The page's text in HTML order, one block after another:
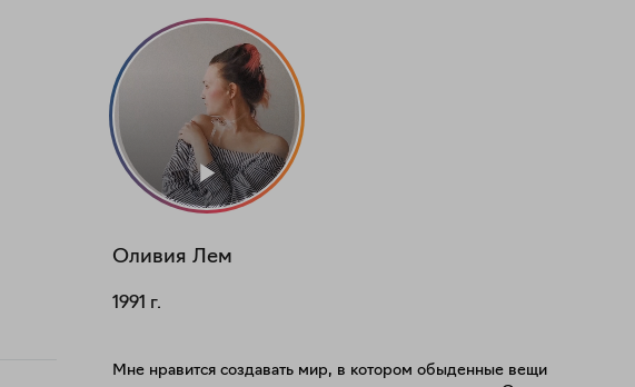
Оливия Лем
1991 г.
Мне нравится создавать мир, в котором обыденные вещи